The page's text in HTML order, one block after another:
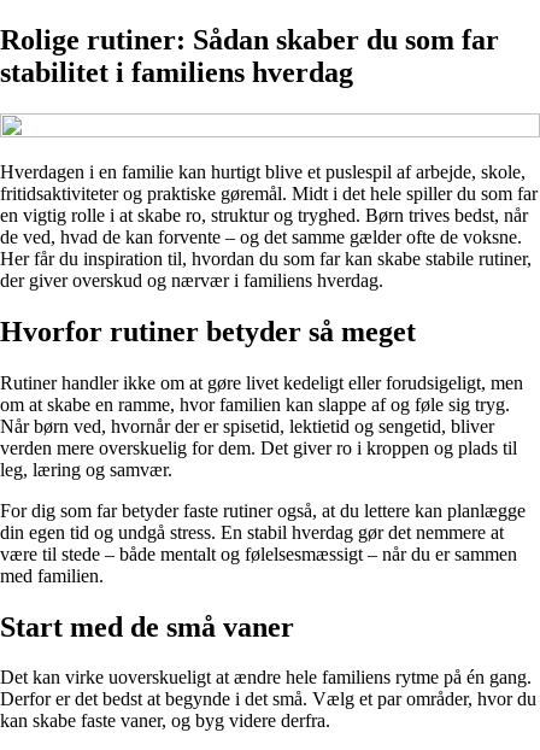
Rolige rutiner: Sådan skaber du som far
stabilitet i familiens hverdag
Hverdagen i en familie kan hurtigt blive et puslespil af arbejde, skole,
fritidsaktiviteter og praktiske gøremål. Midt i det hele spiller du som far
en vigtig rolle i at skabe ro, struktur og tryghed. Børn trives bedst, når
de ved, hvad de kan forvente – og det samme gælder ofte de voksne.
Her får du inspiration til, hvordan du som far kan skabe stabile rutiner,
der giver overskud og nærvær i familiens hverdag.
Hvorfor rutiner betyder så meget
Rutiner handler ikke om at gøre livet kedeligt eller forudsigeligt, men
om at skabe en ramme, hvor familien kan slappe af og føle sig tryg.
Når børn ved, hvornår der er spisetid, lektietid og sengetid, bliver
verden mere overskuelig for dem. Det giver ro i kroppen og plads til
leg, læring og samvær.
For dig som far betyder faste rutiner også, at du lettere kan planlægge
din egen tid og undgå stress. En stabil hverdag gør det nemmere at
være til stede – både mentalt og følelsesmæssigt – når du er sammen
med familien.
Start med de små vaner
Det kan virke uoverskueligt at ændre hele familiens rytme på én gang.
Derfor er det bedst at begynde i det små. Vælg et par områder, hvor du
kan skabe faste vaner, og byg videre derfra.